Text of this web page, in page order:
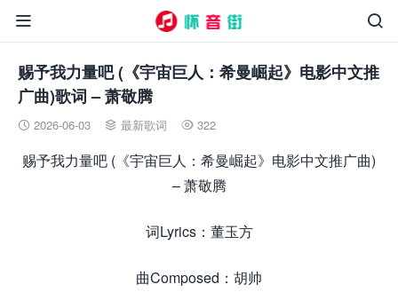


赐予我力量吧 (《宇宙巨人：希曼崛起》电影中文推
广曲)歌词 – 萧敬腾
 2026-06-03  最新歌词  322
赐予我力量吧 (《宇宙巨人：希曼崛起》电影中文推广曲)
– 萧敬腾
词Lyrics：董玉方
曲Composed：胡帅